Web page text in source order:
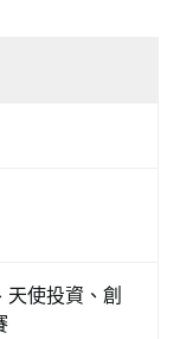
天使投資、創